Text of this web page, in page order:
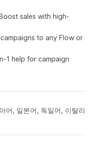
sales with high-
to any Flow or
1 help for campaign
어, 일본어, 독일어, 이탈리